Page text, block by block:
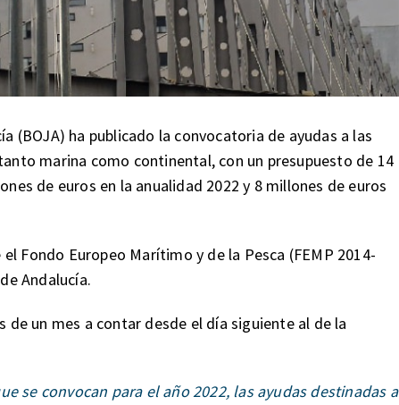
(BOJA) ha publicado la convocatoria de ayudas a las
marina como continental, con un presupuesto de 14
de euros en la anualidad 2022 y 8 millones de euros
Fondo Europeo Marítimo y de la Pesca (FEMP 2014-
Andalucía.
de un mes a contar desde el día siguiente al de la
se convocan para el año 2022, las ayudas destinadas a